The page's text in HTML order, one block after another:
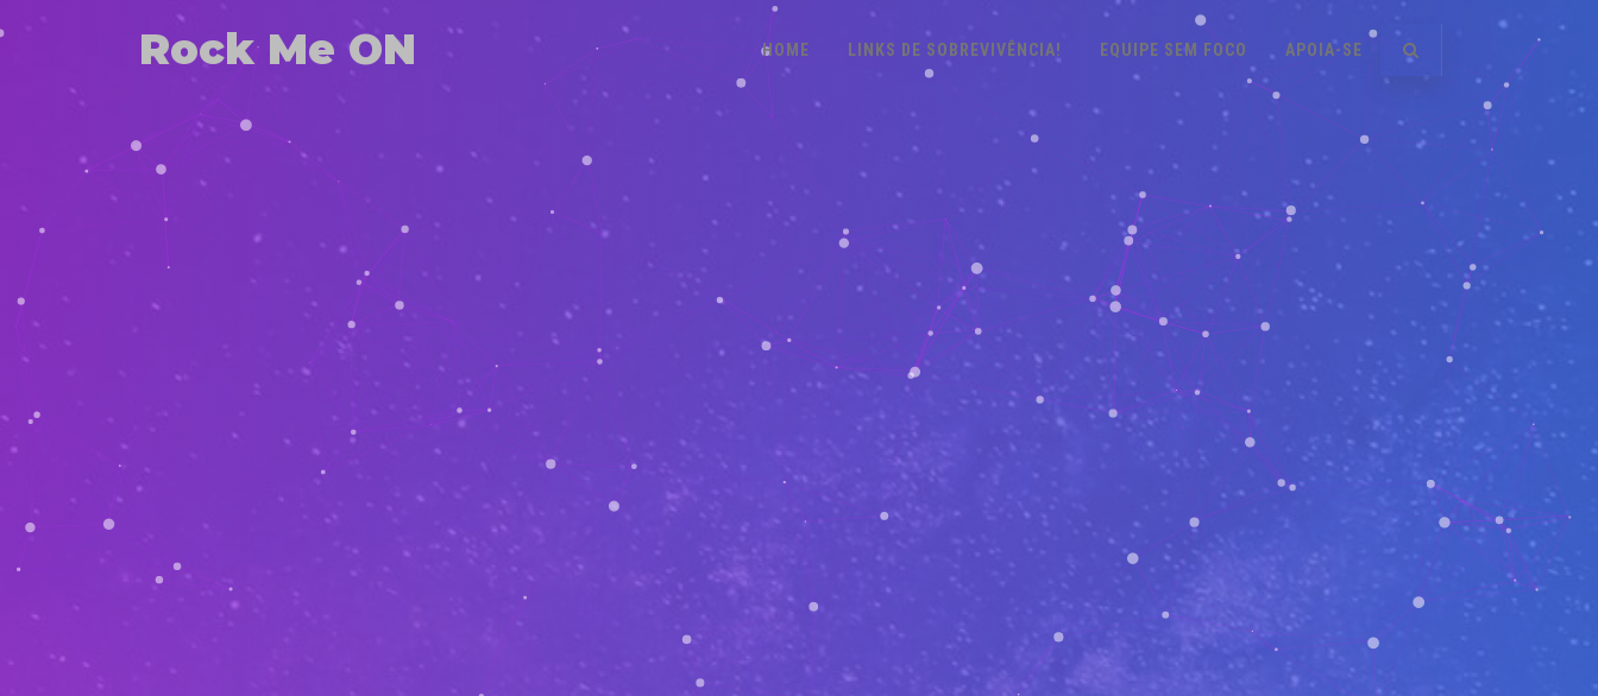
Rock Me ON HOME LINKS DE SOBREVIVÊNCIA! EQUIPE SEM FOCO APOIA-SE